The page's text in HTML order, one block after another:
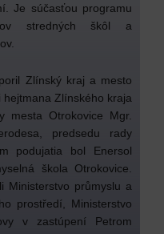
Je súčasťou programu
stredných škôl a
Zlínský kraj a mesto
Zlínského kraja
mesta Otrokovice Mgr.
predsedu rady
podujatia bol Enersol
škola Otrokovice.
Ministerstvo průmyslu a
prostředí, Ministerstvo
v zastúpení Petrom